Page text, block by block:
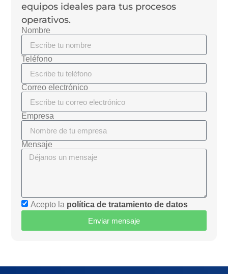
equipos ideales para tus procesos
operativos.
Nombre
Teléfono
Correo electrónico
Empresa
Mensaje
Acepto la política de tratamiento de datos
Enviar mensaje